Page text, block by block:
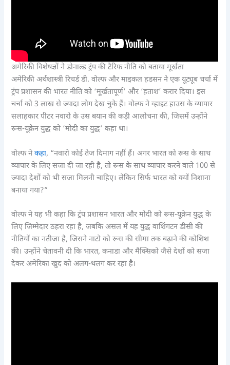
अमेरिकी विशेषज्ञों ने डोनाल्ड ट्रंप की टैरिफ नीति को बताया मूर्खता
अमेरिकी अर्थशास्त्री रिचर्ड डी. वोल्फ और माइकल हडसन ने एक यूट्यूब चर्चा में
ट्रंप प्रशासन की भारत नीति को ‘मूर्खतापूर्ण’ और ‘हताश’ करार दिया। इस
चर्चा को 3 लाख से ज्यादा लोग देख चुके हैं। वोल्फ ने व्हाइट हाउस के व्यापार
सलाहकार पीटर नवारो के उस बयान की कड़ी आलोचना की, जिसमें उन्होंने
रूस-यूक्रेन युद्ध को ‘मोदी का युद्ध’ कहा था।
वोल्फ नेकहा, “नवारो कोई तेज दिमाग नहीं हैं। अगर भारत को रूस के साथ
व्यापार के लिए सजा दी जा रही है, तो रूस के साथ व्यापार करने वाले 100 से
ज्यादा देशों को भी सजा मिलनी चाहिए। लेकिन सिर्फ भारत को क्यों निशाना
बनाया गया?”
वोल्फ ने यह भी कहा कि ट्रंप प्रशासन भारत और मोदी को रूस-यूक्रेन युद्ध के
लिए जिम्मेदार ठहरा रहा है, जबकि असल में यह युद्ध वाशिंगटन डीसी की
नीतियों का नतीजा है, जिसने नाटो को रूस की सीमा तक बढ़ाने की कोशिश
की। उन्होंने चेतावनी दी कि भारत, कनाडा और मैक्सिको जैसे देशों को सजा
देकर अमेरिका खुद को अलग-थलग कर रहा है।